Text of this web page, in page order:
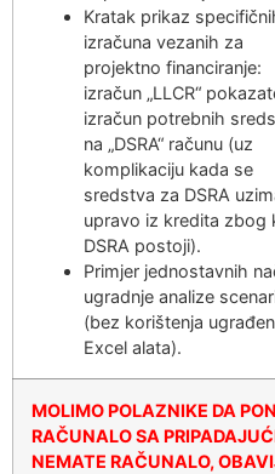
Kratak prikaz
izračuna vezanih za
projektno financiranje:
izračun „LLCR“
izračun potrebnih
na „DSRA“ računu (uz
komplikaciju kada se
sredstva za DSRA
upravo iz kredita zbog
DSRA postoji).
Primjer jednostavnih
ugradnje analize
(bez korištenja
Excel alata).
MOLIMO POLAZNIKE DA
RAČUNALO SA
NEMATE RAČUNALO,